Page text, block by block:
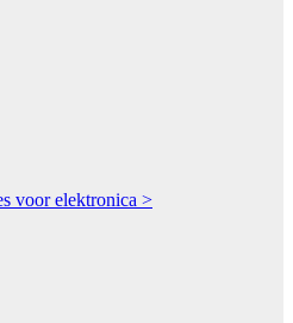
voor elektronica >